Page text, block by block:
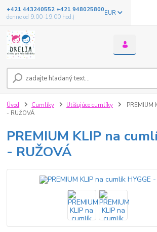
EUR
+421 443240552 +421 948025800
denne od 9:00-19:00 hod.)
Úvod Cumlíky Utišujúce cumlíky
PREMIUM
- RUŽOVÁ
PREMIUM KLIP na
- RUŽOVÁ